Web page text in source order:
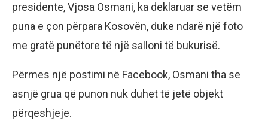
presidente, Vjosa Osmani, ka deklaruar se vetëm
puna e çon përpara Kosovën, duke ndarë një foto
me gratë punëtore të një salloni të bukurisë.
Përmes një postimi në Facebook, Osmani tha se
asnjë grua që punon nuk duhet të jetë objekt
përqeshjeje.